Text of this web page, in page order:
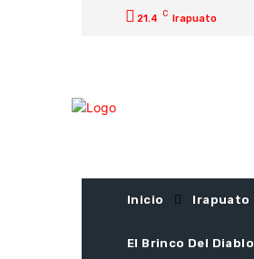
21.4 C Irapuato
Inicio Irapuato
El Brinco Del Diablo